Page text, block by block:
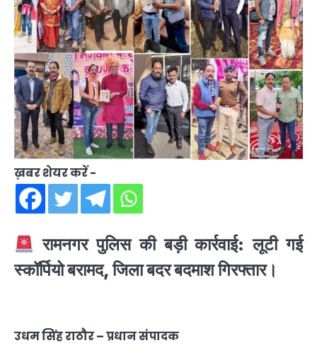
ख़बर शेयर करें -
रामनगर पुलिस की बड़ी कार्रवाई: लूटी गई
स्कॉर्पियो बरामद, जिला बदर बदमाश गिरफ्तार।
उधम सिंह राठौर – प्रधान संपादक